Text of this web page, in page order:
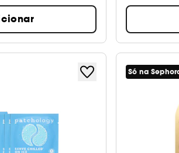
Só na